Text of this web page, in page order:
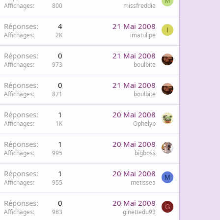
Affichages 800 missfreddie
Réponses 4
Affichages 2K
21 Mai 2008
imatulipe
I
Réponses 0
Affichages 973
21 Mai 2008
boulbite
Réponses 0
Affichages 871
21 Mai 2008
boulbite
Réponses 1
Affichages 1K
20 Mai 2008
Ophelyp
Réponses 1
Affichages 995
20 Mai 2008
bigboss
Réponses 1
Affichages 955
20 Mai 2008
metissea
M
Réponses 0
Affichages 983
20 Mai 2008
ginettedu93
G